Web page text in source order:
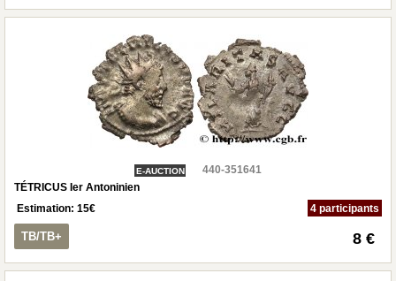
E-AUCTION
440-351641
TÉTRICUS Ier Antoninien
Estimation: 15€ 4 participants
TB/TB+ 8 €